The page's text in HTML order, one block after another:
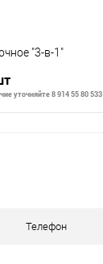
"3-в-1"
уточняйте 8 914 55 80 533
В наличии
Телефон